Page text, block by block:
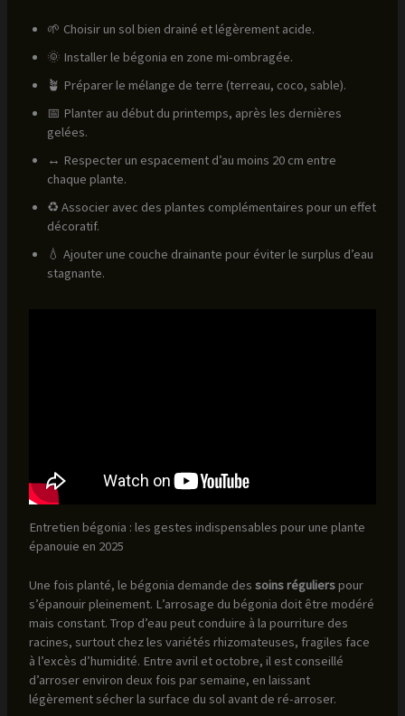
🌱 Choisir un sol bien drainé et légèrement acide.
🌞 Installer le bégonia en zone mi-ombragée.
🪴 Préparer le mélange de terre (terreau, coco, sable).
📅 Planter au début du printemps, après les dernières
gelées.
↔️ Respecter un espacement d’au moins 20 cm entre
chaque plante.
♻️ Associer avec des plantes complémentaires pour un effet
décoratif.
💧 Ajouter une couche drainante pour éviter le surplus d’eau
stagnante.
Entretien bégonia : les gestes indispensables pour une plante
épanouie en 2025
Une fois planté, le bégonia demande des soins régulierspour
s’épanouir pleinement. L’arrosage du bégonia doit être modéré
mais constant. Trop d’eau peut conduire à la pourriture des
racines, surtout chez les variétés rhizomateuses, fragiles face
à l’excès d’humidité. Entre avril et octobre, il est conseillé
d’arroser environ deux fois par semaine, en laissant
légèrement sécher la surface du sol avant de ré-arroser.